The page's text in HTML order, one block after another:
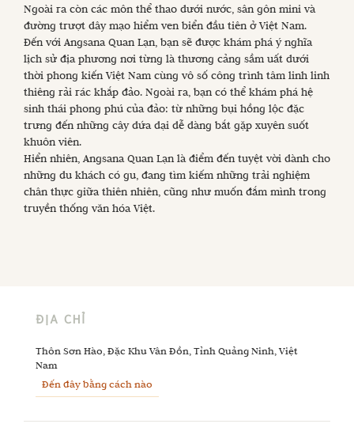
Ngoài ra còn các môn thể thao dưới nước, sân gôn mini và
đường trượt dây mạo hiểm ven biển đầu tiên ở Việt Nam.
Đến với Angsana Quan Lạn, bạn sẽ được khám phá ý nghĩa
lịch sử địa phương nơi từng là thương cảng sầm uất dưới
thời phong kiến Việt Nam cùng vô số công trình tâm linh linh
thiêng rải rác khắp đảo. Ngoài ra, bạn có thể khám phá hệ
sinh thái phong phú của đảo: từ những bụi hồng lộc đặc
trưng đến những cây dứa dại dễ dàng bắt gặp xuyên suốt
khuôn viên.
Hiển nhiên, Angsana Quan Lạn là điểm đến tuyệt vời dành cho
những du khách có gu, đang tìm kiếm những trải nghiệm
chân thực giữa thiên nhiên, cũng như muốn đắm mình trong
truyền thống văn hóa Việt.
ĐỊA CHỈ
Thôn Sơn Hào, Đặc Khu Vân Đồn, Tỉnh Quảng Ninh, Việt
Nam
Đến đây bằng cách nào